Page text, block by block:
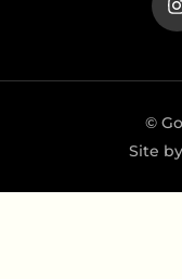
©
Site by